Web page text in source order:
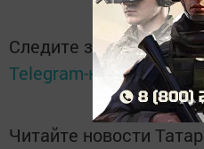
Следите за самым
Telegram-канале
Читайте новости